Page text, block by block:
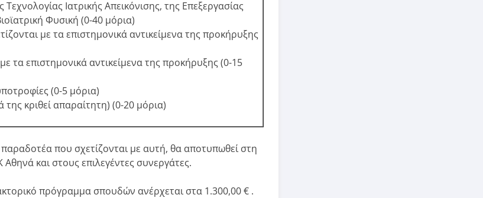
Τεχνολογίας Ιατρικής Απεικόνισης, της Επεξεργασίας
Φυσική (0-40 μόρια)
με τα επιστημονικά αντικείμενα της προκήρυξης
τα επιστημονικά αντικείμενα της προκήρυξης (0-15
(0-5 μόρια)
κριθεί απαραίτητη) (0-20 μόρια)
που σχετίζονται με αυτή, θα αποτυπωθεί στη
και στους επιλεγέντες συνεργάτες.
πρόγραμμα σπουδών ανέρχεται στα 1.300,00 € .